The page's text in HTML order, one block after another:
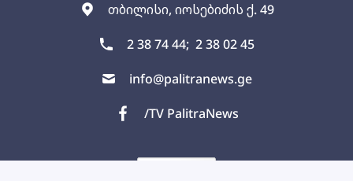
თბილისი, იოსებიძის ქ. 49
2 38 74 44; 2 38 02 45
info@palitranews.ge
/TV PalitraNews